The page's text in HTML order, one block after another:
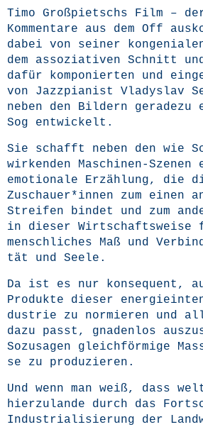
Timo Groß­pietschs Film –
Kom­men­ta­re aus dem Off
dabei von sei­ner
dem asso­zia­ti­ven Schnitt
dafür kom­po­nier­ten und
von Jazz­pia­nist Vla­dys­lav
neben den Bil­dern gera­de­zu
Sog entwickelt.
Sie schafft neben den wie
wir­ken­den Maschi­nen-
emo­tio­na­le Erzäh­lung, die
Zuschauer*innen zum einen
Strei­fen bin­det und zum
in die­ser Wirt­schafts­wei­se
mensch­li­ches Maß und
tät und Seele.
Da ist es nur kon­se­quent,
Pro­duk­te die­ser
dus­trie zu nor­mie­ren und
dazu passt, gna­den­los
Sozu­sa­gen gleich­för­mi­ge
se zu produzieren.
Und wenn man weiß, dass
hier­zu­lan­de durch das
Indus­tria­li­sie­rung der